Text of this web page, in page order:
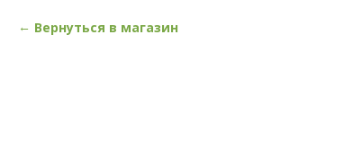
Вернуться в магазин